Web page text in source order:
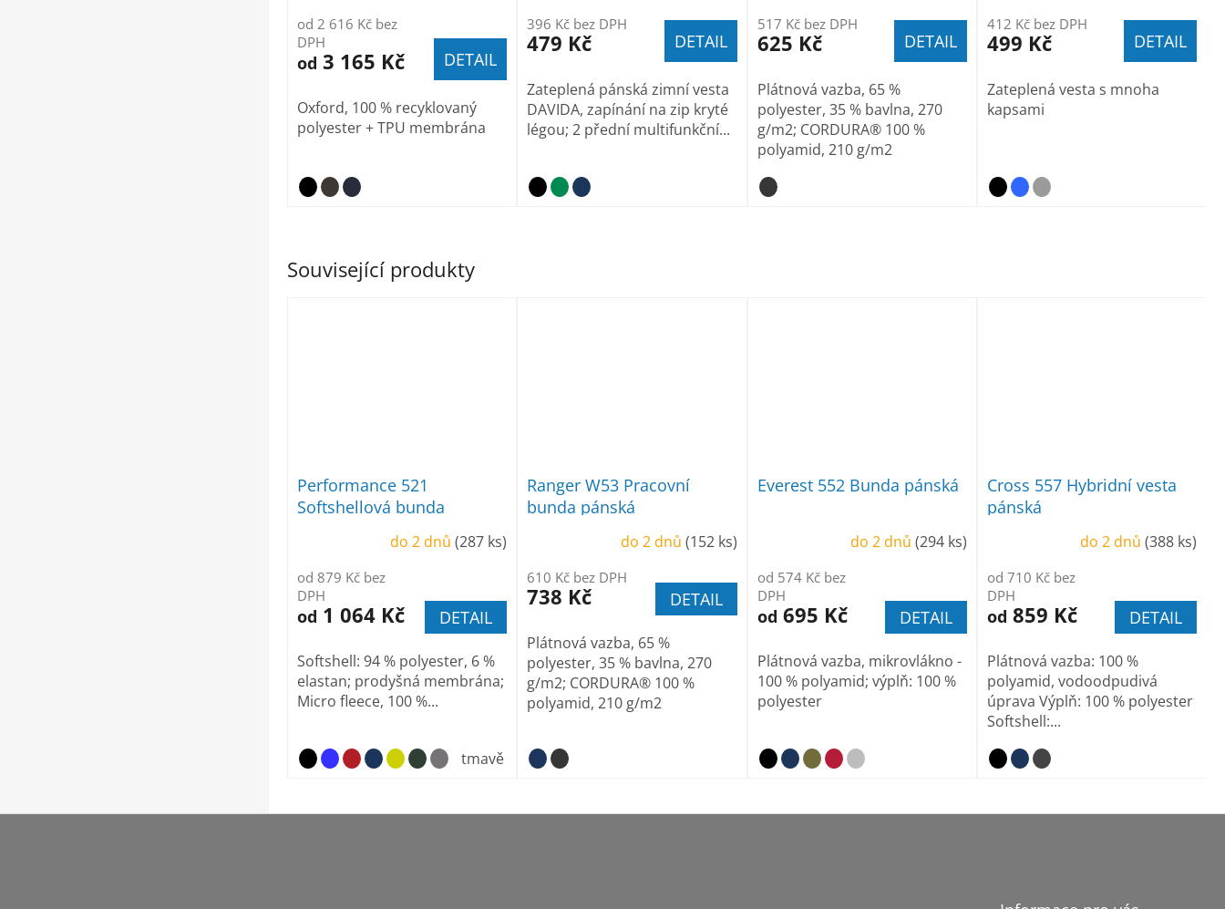
Související produkty
Performance 521
Softshellová bunda
do 2 dnů(287 ks)
od 879 Kč bez
DPH
od 1 064 Kč DETAIL
Softshell: 94 % polyester, 6 %
elastan; prodyšná membrána;
Micro fleece, 100 %...
tmavě šedý melír
Ranger W53 Pracovní
bunda pánská
do 2 dnů (152 ks)
610 Kč bez DPH
738 Kč DETAIL
Plátnová vazba, 65 %
polyester, 35 % bavlna, 270
g/m2; CORDURA® 100 %
polyamid, 210 g/m2
Everest 552 Bunda pánská
do 2 dnů (294 ks)
od 574 Kč bez
DPH
od 695 Kč DETAIL
Plátnová vazba, mikrovlákno -
100 % polyamid; výplň: 100 %
polyester
Cross 557 Hybridní vesta
pánská
do 2 dnů (388 ks)
od 710 Kč bez
DPH
od 859 Kč DETAIL
Plátnová vazba: 100 %
polyamid, vodoodpudivá
úprava Výplň: 100 % polyester
Softshell:...
od 2 616 Kč bez
DPH
od 3 165 Kč DETAIL
Oxford, 100 % recyklovaný
polyester + TPU membrána
396 Kč bez DPH
479 Kč DETAIL
Zateplená pánská zimní vesta
DAVIDA, zapínání na zip kryté
légou; 2 přední multifunkční...
517 Kč bez DPH
625 Kč DETAIL
Plátnová vazba, 65 %
polyester, 35 % bavlna, 270
g/m2; CORDURA® 100 %
polyamid, 210 g/m2
412 Kč bez DPH
499 Kč DETAIL
Zateplená vesta s mnoha
kapsami
Z